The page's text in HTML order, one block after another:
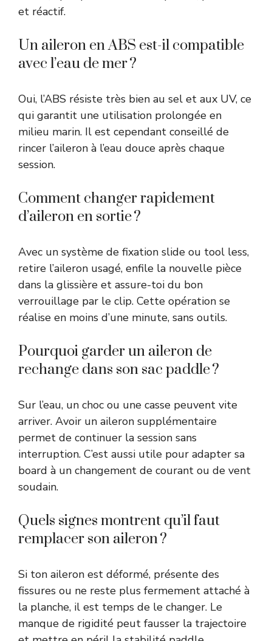
et réactif.
Un aileron en ABS est-il compatible
avec l’eau de mer ?
Oui, l’ABS résiste très bien au sel et aux UV, ce
qui garantit une utilisation prolongée en
milieu marin. Il est cependant conseillé de
rincer l’aileron à l’eau douce après chaque
session.
Comment changer rapidement
d’aileron en sortie ?
Avec un système de fixation slide ou tool less,
retire l’aileron usagé, enfile la nouvelle pièce
dans la glissière et assure-toi du bon
verrouillage par le clip. Cette opération se
réalise en moins d’une minute, sans outils.
Pourquoi garder un aileron de
rechange dans son sac paddle ?
Sur l’eau, un choc ou une casse peuvent vite
arriver. Avoir un aileron supplémentaire
permet de continuer la session sans
interruption. C’est aussi utile pour adapter sa
board à un changement de courant ou de vent
soudain.
Quels signes montrent qu’il faut
remplacer son aileron ?
Si ton aileron est déformé, présente des
fissures ou ne reste plus fermement attaché à
la planche, il est temps de le changer. Le
manque de rigidité peut fausser la trajectoire